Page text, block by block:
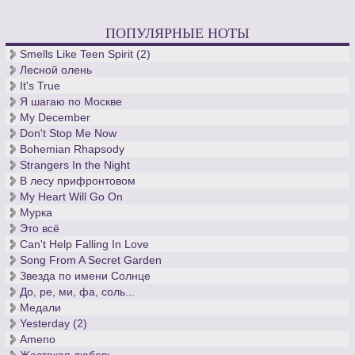
ПОПУЛЯРНЫЕ НОТЫ
Smells Like Teen Spirit (2)
Лесной олень
It's True
Я шагаю по Москве
My December
Don't Stop Me Now
Bohemian Rhapsody
Strangers In the Night
В лесу прифронтовом
My Heart Will Go On
Мурка
Это всё
Can't Help Falling In Love
Song From A Secret Garden
Звезда по имени Солнце
До, ре, ми, фа, соль...
Медали
Yesterday (2)
Ameno